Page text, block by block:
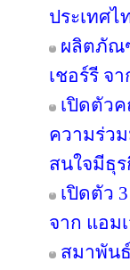
ประเทศไ
ผลิตภัณ
เชอร์รี จ
เปิดตัว
ความร่ว
สนใจมีธุร
เปิดตัว
จาก แอม
สมาพัน